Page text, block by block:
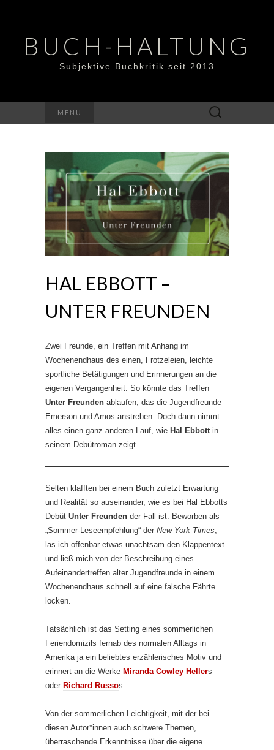
BUCH-HALTUNG
Subjektive Buchkritik seit 2013
MENU
Suchen
nach:
HAL EBBOTT –
UNTER FREUNDEN
Zwei Freunde, ein Treffen mit Anhang im
Wochenendhaus des einen, Frotzeleien, leichte
sportliche Betätigungen und Erinnerungen an die
eigenen Vergangenheit. So könnte das Treffen
Unter Freunden ablaufen, das die Jugendfreunde
Emerson und Amos anstreben. Doch dann nimmt
alles einen ganz anderen Lauf, wie Hal Ebbott in
seinem Debütroman zeigt.
Selten klafften bei einem Buch zuletzt Erwartung
und Realität so auseinander, wie es bei Hal Ebbotts
Debüt Unter Freunden der Fall ist. Beworben als
„Sommer-Leseempfehlung“ der New York Times
las ich offenbar etwas unachtsam den Klappentext
und ließ mich von der Beschreibung eines
Aufeinandertreffen alter Jugendfreunde in einem
Wochenendhaus schnell auf eine falsche Fährte
locken.
Tatsächlich ist das Setting eines sommerlichen
Feriendomizils fernab des normalen Alltags in
Amerika ja ein beliebtes erzählerisches Motiv und
erinnert an die Werke Miranda Cowley Hellers
oder Richard Russos.
Von der sommerlichen Leichtigkeit, mit der bei
diesen Autor*innen auch schwere Themen,
überraschende Erkenntnisse über die eigene